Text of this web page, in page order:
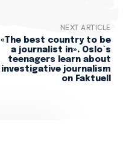
NEXT ARTICLE
«The best country to be
a journalist in». Oslo`s
teenagers learn about
investigative journalism
on Faktuell